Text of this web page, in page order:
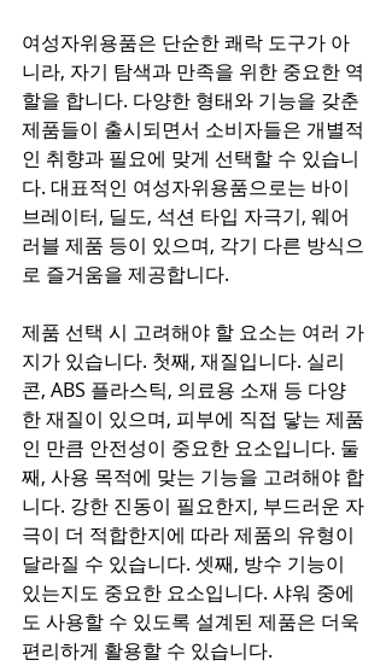
여성자위용품은 단순한 쾌락 도구가 아
니라, 자기 탐색과 만족을 위한 중요한 역
할을 합니다. 다양한 형태와 기능을 갖춘
제품들이 출시되면서 소비자들은 개별적
인 취향과 필요에 맞게 선택할 수 있습니
다. 대표적인 여성자위용품으로는 바이
브레이터, 딜도, 석션 타입 자극기, 웨어
러블 제품 등이 있으며, 각기 다른 방식으
로 즐거움을 제공합니다.
제품 선택 시 고려해야 할 요소는 여러 가
지가 있습니다. 첫째, 재질입니다. 실리
콘, ABS 플라스틱, 의료용 소재 등 다양
한 재질이 있으며, 피부에 직접 닿는 제품
인 만큼 안전성이 중요한 요소입니다. 둘
째, 사용 목적에 맞는 기능을 고려해야 합
니다. 강한 진동이 필요한지, 부드러운 자
극이 더 적합한지에 따라 제품의 유형이
달라질 수 있습니다. 셋째, 방수 기능이
있는지도 중요한 요소입니다. 샤워 중에
도 사용할 수 있도록 설계된 제품은 더욱
편리하게 활용할 수 있습니다.